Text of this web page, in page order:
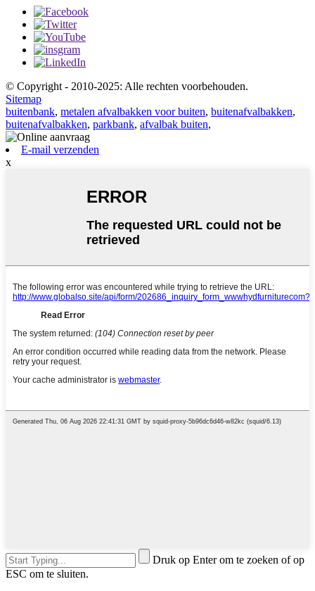
© Copyright - 2010-2025: Alle rechten voorbehouden.
Sitemap
buitenbank, metalen afvalbakken voor buiten, buitenafvalbakken,
buitenafvalbakken, parkbank, afvalbak buiten,
E-mail verzenden
x
Druk op Enter om te zoeken of op
ESC om te sluiten.